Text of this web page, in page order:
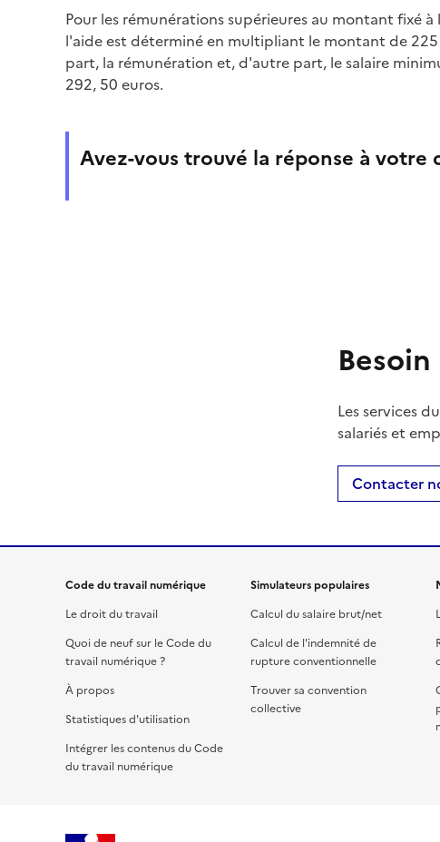
Pour les rémunérations supérieures au montant fixé
l'aide est déterminé en multipliant le montant de
part, la rémunération et, d'autre part, le salaire
292, 50 euros.
Avez-vous trouvé la réponse à votre
Les services
salariés et
Contacter
Code du travail numérique
Le droit du travail
Quoi de neuf sur le Code du
travail numérique ?
À propos
Statistiques d'utilisation
Intégrer les contenus du Code
du travail numérique
Simulateurs populaires
Calcul du salaire brut/net
Calcul de l'indemnité de
rupture conventionnelle
Trouver sa convention
collective